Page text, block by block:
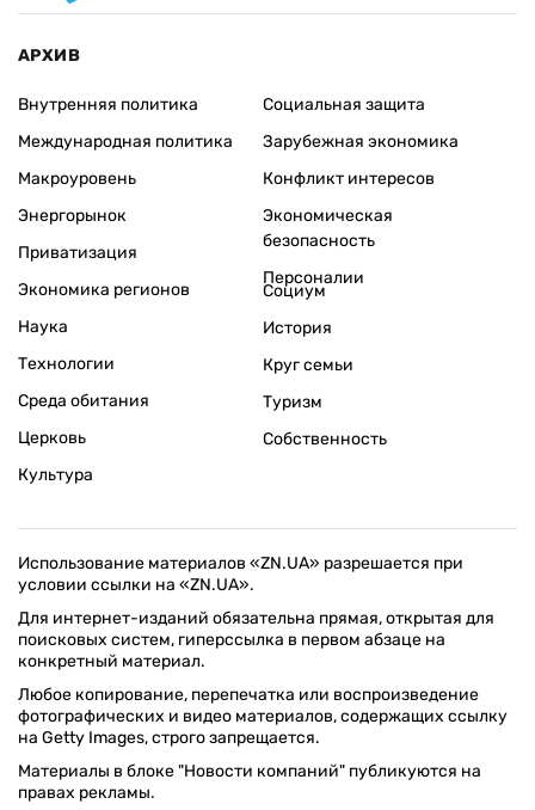
АРХИВ
Внутренняя политика
Международная политика
Макроуровень
Энергорынок
Приватизация
Экономика регионов
Социальная защита
Зарубежная экономика
Конфликт интересов
Экономическая
безопасность
Персоналии
Наука
Технологии
Среда обитания
Церковь
Культура
Социум
История
Круг семьи
Туризм
Собственность
Использование материалов «ZN.UA» разрешается при
условии ссылки на «ZN.UA».
Для интернет-изданий обязательна прямая, открытая для
поисковых систем, гиперссылка в первом абзаце на
конкретный материал.
Любое копирование, перепечатка или воспроизведение
фотографических и видео материалов, содержащих ссылку
на Getty Images, строго запрещается.
Материалы в блоке "Новости компаний" публикуются на
правах рекламы.